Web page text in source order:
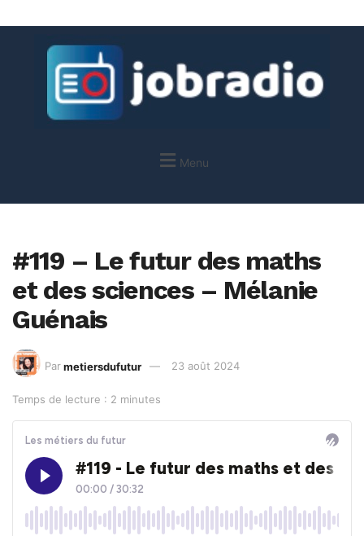
Menu
#119 – Le futur des maths
et des sciences – Mélanie
Guénais
Par metiersdufutur 23 août 2024
Temps de lecture : 2 minutes